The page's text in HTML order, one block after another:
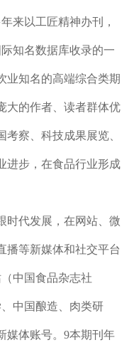
来以工匠精神办刊，
知名数据库收录的一
业知名的高端综合类期
大的作者、读者群体优
察、科技成果展览、
进步，在食品行业形成
时代发展，在网站、微
播等新媒体和社交平台
中国食品杂志社
中国酿造、肉类研
媒体账号。9本期刊年